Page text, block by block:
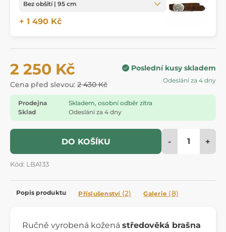
+ 1 490 Kč
2 250 Kč
Cena před slevou: 2 430 Kč
Poslední kusy skladem
Odeslání za 4 dny
Prodejna
Skladem, osobní odběr zítra
Sklad
Odeslání za 4 dny
DO KOŠÍKU - +
Kód: LBA133
Popis produktu Příslušenství (2) Galerie (8)
Ručně vyrobená kožená středověká brašna